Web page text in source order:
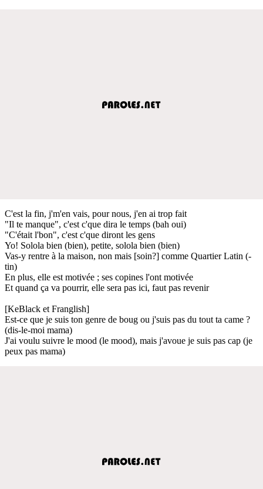
C'est la fin, j'm'en vais, pour nous, j'en ai trop fait
"Il te manque", c'est c'que dira le temps (bah oui)
"C'était l'bon", c'est c'que diront les gens
Yo! Solola bien (bien), petite, solola bien (bien)
Vas-y rentre à la maison, non mais [soin?] comme Quartier Latin (-
tin)
En plus, elle est motivée ; ses copines l'ont motivée
Et quand ça va pourrir, elle sera pas ici, faut pas revenir
[KeBlack et Franglish]
Est-ce que je suis ton genre de boug ou j'suis pas du tout ta came ?
(dis-le-moi mama)
J'ai voulu suivre le mood (le mood), mais j'avoue je suis pas cap (je
peux pas mama)